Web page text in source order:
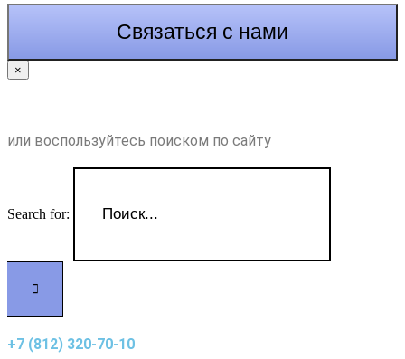
×
или воспользуйтесь поиском по сайту
Search for:
+7 (812) 320-70-10